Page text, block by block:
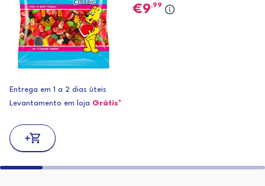
9,99
Entrega em 1 a 2 dias úteis
Levantamento em loja Grátis*